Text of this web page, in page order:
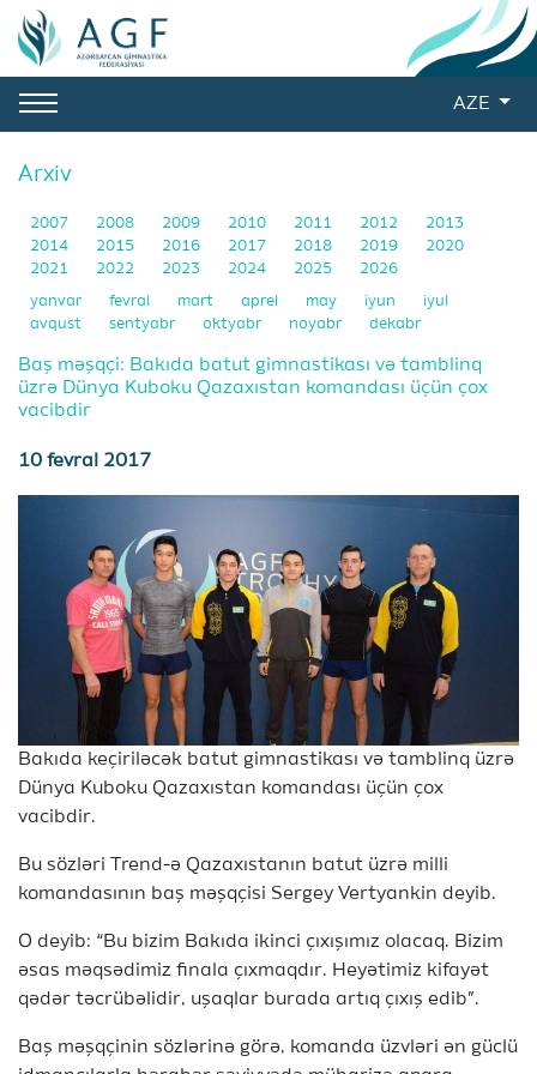
AZE
Arxiv
2007 2008 2009 2010 2011 2012
2013
2014
2015 2016 2017 2018 2019
2020
2021
2022 2023 2024 2025 2026
yanvar fevral mart aprel may iyun
iyul
avqust
sentyabr oktyabr noyabr dekabr
Baş məşqçi: Bakıda batut gimnastikası və tamblinq
üzrə Dünya Kuboku Qazaxıstan komandası üçün çox
vacibdir
10 fevral 2017
Bakıda keçiriləcək batut gimnastikası və tamblinq üzrə
Dünya Kuboku Qazaxıstan komandası üçün çox
vacibdir.
Bu sözləri Trend-ə Qazaxıstanın batut üzrə milli
komandasının baş məşqçisi Sergey Vertyankin deyib.
O deyib: “Bu bizim Bakıda ikinci çıxışımız olacaq. Bizim
əsas məqsədimiz finala çıxmaqdır. Heyətimiz kifayət
qədər təcrübəlidir, uşaqlar burada artıq çıxış edib”.
Baş məşqçinin sözlərinə görə, komanda üzvləri ən güclü